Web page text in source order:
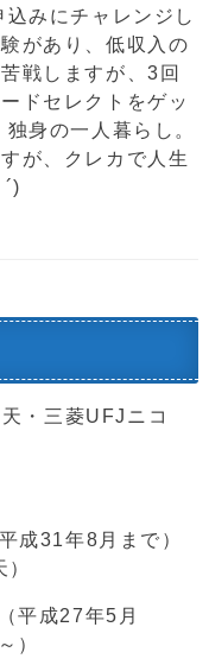
みにチャレンジし
があり、低収入の
戦しますが、3回
ドセレクトをゲッ
身の一人暮らし。
が、クレカで人生
ゞ
・三菱UFJニコ
成31年8月まで）
平成27年5月
）